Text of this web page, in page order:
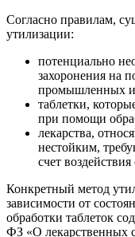
Согласно правилам,
утилизации:
потенциально
захоронения на
промышленных и
таблетки,
при помощи
лекарства,
нестойким,
счет
Конкретный метод
зависимости от
обработки таблеток
ФЗ «О лекарственных